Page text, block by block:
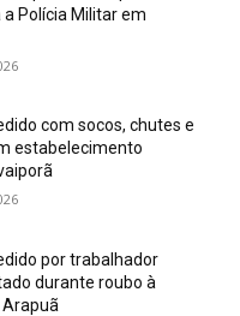
Polícia Militar em
com socos, chutes e
estabelecimento
por trabalhador
durante roubo à